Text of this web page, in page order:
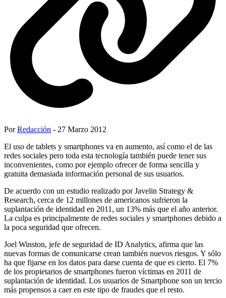
PorRedacción - 27 Marzo 2012
El uso de tablets y smartphones va en aumento, así como el de las
redes sociales pero toda esta tecnología también puede tener sus
inconvenientes, como por ejemplo ofrecer de forma sencilla y
gratuita demasiada información personal de sus usuarios.
De acuerdo con un estudio realizado por Javelin Strategy &
Research, cerca de 12 millones de americanos sufrieron la
suplantación de identidad en 2011, un 13% más que el año anterior.
La culpa es principalmente de redes sociales y smartphones debido a
la poca seguridad que ofrecen.
Joel Winston, jefe de seguridad de ID Analytics, afirma que las
nuevas formas de comunicarse crean también nuevos riesgos. Y sólo
ha que fijarse en los datos para darse cuenta de que es cierto. El 7%
de los propietarios de smartphones fueron víctimas en 2011 de
suplantación de identidad. Los usuarios de Smartphone son un tercio
más propensos a caer en este tipo de fraudes que el resto.